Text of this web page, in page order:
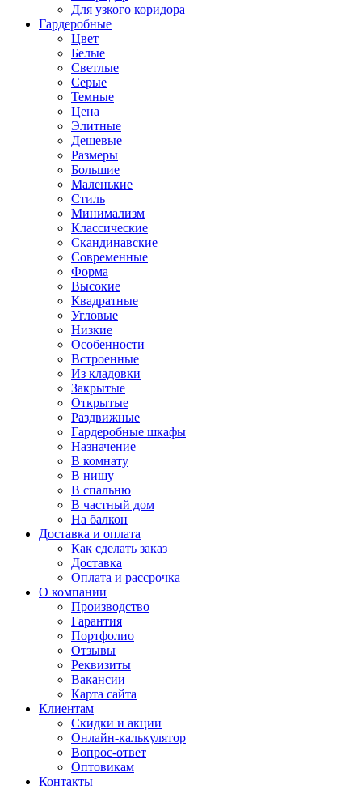
Для узкого коридора
Гардеробные
Цвет
Белые
Светлые
Серые
Темные
Цена
Элитные
Дешевые
Размеры
Большие
Маленькие
Стиль
Минимализм
Классические
Скандинавские
Современные
Форма
Высокие
Квадратные
Угловые
Низкие
Особенности
Встроенные
Из кладовки
Закрытые
Открытые
Раздвижные
Гардеробные шкафы
Назначение
В комнату
В нишу
В спальню
В частный дом
На балкон
Доставка и оплата
Как сделать заказ
Доставка
Оплата и рассрочка
О компании
Производство
Гарантия
Портфолио
Отзывы
Реквизиты
Вакансии
Карта сайта
Клиентам
Скидки и акции
Онлайн-калькулятор
Вопрос-ответ
Оптовикам
Контакты